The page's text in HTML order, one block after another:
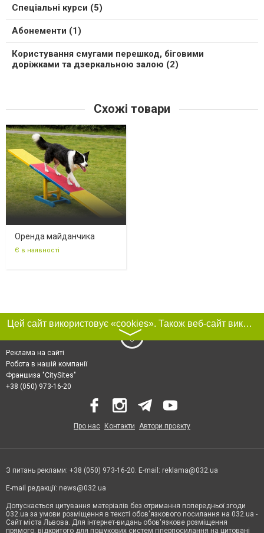
Спеціальні курси (5)
Абонементи (1)
Користування смугами перешкод, біговими
доріжками та дзеркальною залою (2)
Схожі товари
Оренда майданчика
Є в наявності
Цей сайт використовує «cookies». Також веб-сайт використовує інтернет-сервіс для збору технічних даних стосовно відвідувачів з метою отримання маркетингової та статистичної інформації. Умови обробки даних відвідувачів сайту див.
〉
Реклама на сайті
Робота в нашій компанії
Франшиза "CitySites"
+38 (050) 973-16-20
Про нас Контакти Автори проєкту
З питань реклами: +38 (050) 973-16-20. E-mail: reklama@032.ua
E-mail редакції: news@032.ua
Допускається цитування матеріалів без отримання попередньої згоди
032.ua за умови розміщення в тексті обов'язкового посилання на 032.ua -
Сайт міста Львова. Для інтернет-видань обов'язкове розміщення
прямого, відкритого для пошукових систем гіперпосилання на цитовані